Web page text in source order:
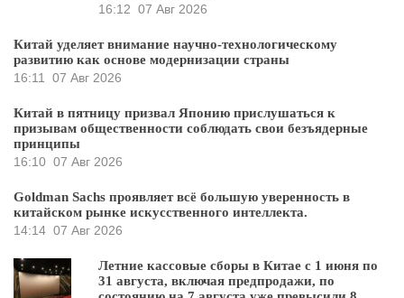
16:12 07 Авг 2026
Китай уделяет внимание научно-технологическому
развитию как основе модернизации страны
16:11 07 Авг 2026
Китай в пятницу призвал Японию прислушаться к
призывам общественности соблюдать свои безъядерные
принципы
16:10 07 Авг 2026
Goldman Sachs проявляет всё большую уверенность в
китайском рынке искусственного интеллекта.
14:14 07 Авг 2026
Летние кассовые сборы в Китае с 1 июня по
31 августа, включая предпродажи, по